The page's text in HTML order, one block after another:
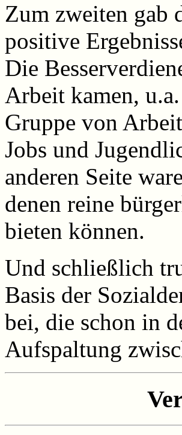
Zum zweiten gab
positive
Die
Arbeit kamen,
Gruppe von
Jobs und
anderen Seite
denen reine
bieten können.
Und schließlich
Basis der
bei, die schon in
Aufspaltung